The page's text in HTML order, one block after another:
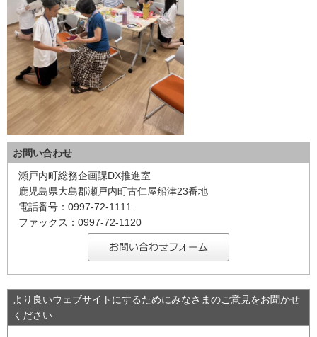
お問い合わせ
瀬戸内町総務企画課DX推進室
鹿児島県大島郡瀬戸内町古仁屋船津23番地
電話番号：0997-72-1111
ファックス：0997-72-1120
より良いウェブサイトにするためにみなさまのご意見をお聞かせ
ください